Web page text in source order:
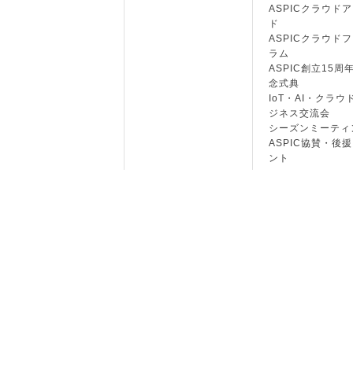
ASPICクラウド
ド
ASPICクラウド
ラム
ASPIC創立15周
念式典
IoT・AI・クラウ
ジネス交流会
シーズンミーティ
ASPIC協賛・後
ント